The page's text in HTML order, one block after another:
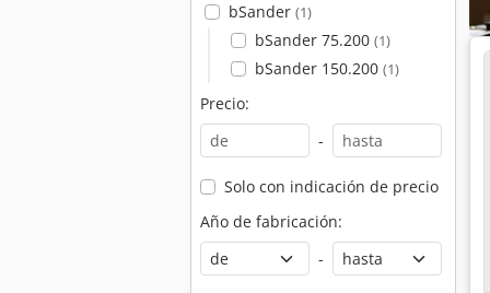
bSander (1)
bSander 75.200 (1)
bSander 150.200 (1)
Precio:
-
Solo con indicación de precio
Año de fabricación:
-